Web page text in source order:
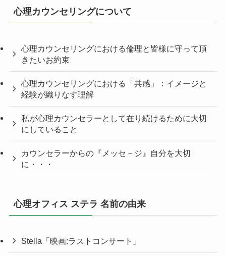
心理カウンセリングについて
心理カウンセリングにおける倫理と皆様に守って頂
きたいお約束
心理カウンセリングにおける「共感」：イメージと
経験が織りなす理解
私が心理カウンセラーとして在り続けるために大切
にしていること
カウンセラーからの『メッセ－ジ』自分を大切
に・・・
心理オフィス ステラ 名前の由来
Stella「映画:ラストコンサート」